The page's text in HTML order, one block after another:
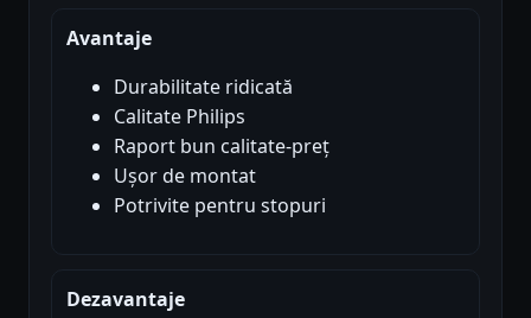
Avantaje
Durabilitate ridicată
Calitate Philips
Raport bun calitate-preț
Ușor de montat
Potrivite pentru stopuri
Dezavantaje